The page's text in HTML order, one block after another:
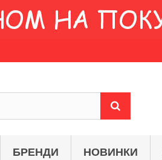
БРЕНДИ НОВИНКИ